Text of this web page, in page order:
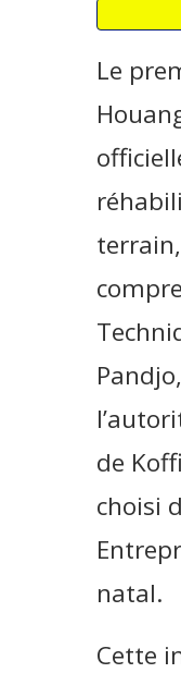
Le
de
choisi
natal.
Cette